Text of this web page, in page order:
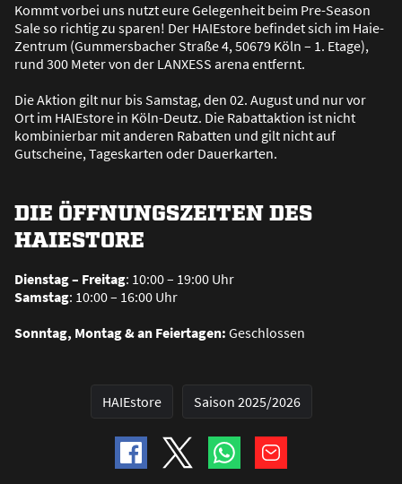
Kommt vorbei uns nutzt eure Gelegenheit beim Pre-Season
Sale so richtig zu sparen! Der HAIEstore befindet sich im Haie-
Zentrum (Gummersbacher Straße 4, 50679 Köln – 1. Etage),
rund 300 Meter von der LANXESS arena entfernt.
Die Aktion gilt nur bis Samstag, den 02. August und nur vor
Ort im HAIEstore in Köln-Deutz. Die Rabattaktion ist nicht
kombinierbar mit anderen Rabatten und gilt nicht auf
Gutscheine, Tageskarten oder Dauerkarten.
DIE ÖFFNUNGSZEITEN DES
HAIESTORE
Dienstag – Freitag: 10:00 – 19:00 Uhr
Samstag: 10:00 – 16:00 Uhr
Sonntag, Montag & an Feiertagen: Geschlossen
HAIEstore Saison 2025/2026